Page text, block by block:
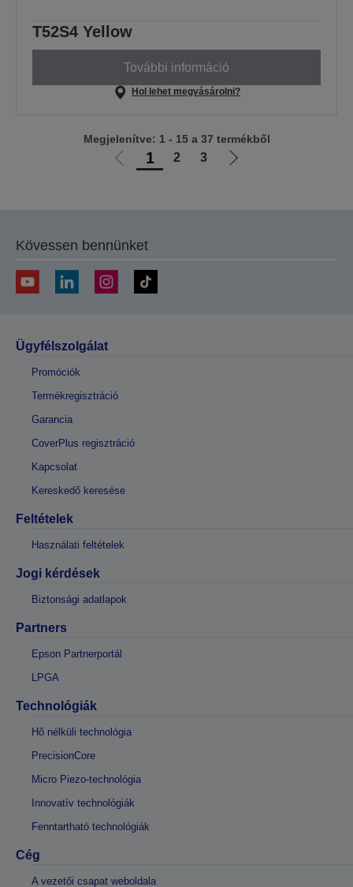
T52S4 Yellow
További információ
Hol lehet megvásárolni?
Előző
1 2 3
Következő
Megjelenítve: 1 - 15 a 37 termékből
Kövessen bennünket
Ügyfélszolgálat
Promóciók
Termékregisztráció
Garancia
CoverPlus regisztráció
Kapcsolat
Kereskedő keresése
Feltételek
Használati feltételek
Jogi kérdések
Biztonsági adatlapok
Partners
Epson Partnerportál
LPGA
Technológiák
Hő nélküli technológia
PrecisionCore
Micro Piezo-technológia
Innovatív technológiák
Fenntartható technológiák
Cég
A vezetői csapat weboldala